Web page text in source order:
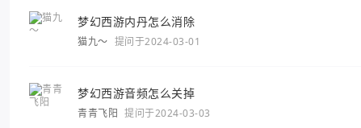
梦幻西游内丹怎么消除
猫九～ 提问于2024-03-01
梦幻西游音频怎么关掉
青青飞阳 提问于2024-03-03